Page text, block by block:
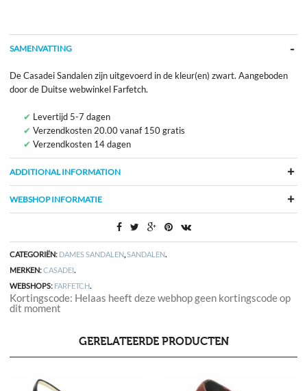
SAMENVATTING
De Casadei Sandalen zijn uitgevoerd in de kleur(en) zwart. Aangeboden
door de Duitse webwinkel Farfetch.
Levertijd 5-7 dagen
Verzendkosten 20.00 vanaf 150 gratis
Verzendkosten 14 dagen
ADDITIONAL INFORMATION
WEBSHOP INFORMATIE
CATEGORIËN: DAMES SANDALEN,SANDALEN.
MERKEN:CASADEI.
WEBSHOPS: FARFETCH.
Kortingscode: Helaas heeft deze webhop geen kortingscode op
dit moment
GERELATEERDE PRODUCTEN